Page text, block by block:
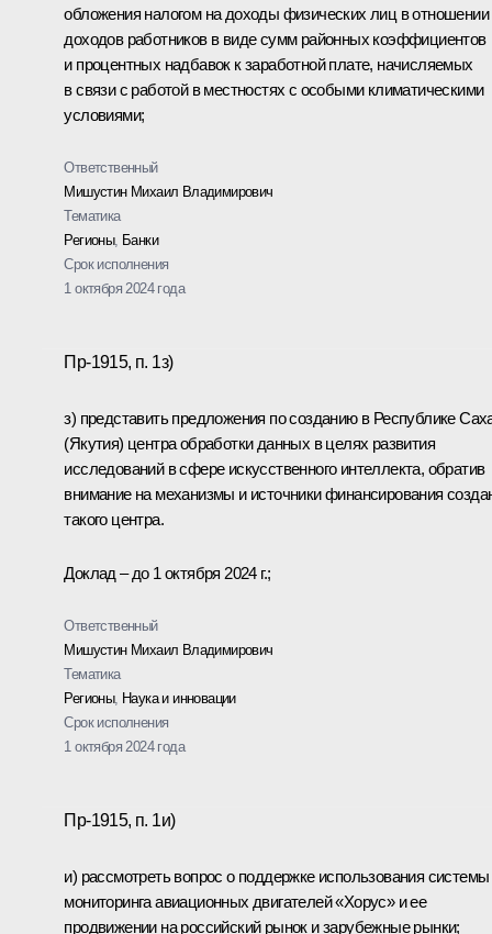
обложения налогом на доходы физических лиц в отношении
доходов работников в виде сумм районных коэффициентов
и процентных надбавок к заработной плате, начисляемых
в связи с работой в местностях с особыми климатическими
условиями;
Ответственный
Мишустин Михаил Владимирович
Тематика
Регионы, Банки
Срок исполнения
1 октября 2024 года
Пр-1915, п. 1з)
з) представить предложения по созданию в Республике
(Якутия) центра обработки данных в целях развития
исследований в сфере искусственного интеллекта, обратив
внимание на механизмы и источники финансирования
такого центра.
Доклад – до 1 октября 2024 г.;
Ответственный
Мишустин Михаил Владимирович
Тематика
Регионы, Наука и инновации
Срок исполнения
1 октября 2024 года
Пр-1915, п. 1и)
и) рассмотреть вопрос о поддержке использования системы
мониторинга авиационных двигателей «Хорус» и ее
продвижении на российский рынок и зарубежные рынки;